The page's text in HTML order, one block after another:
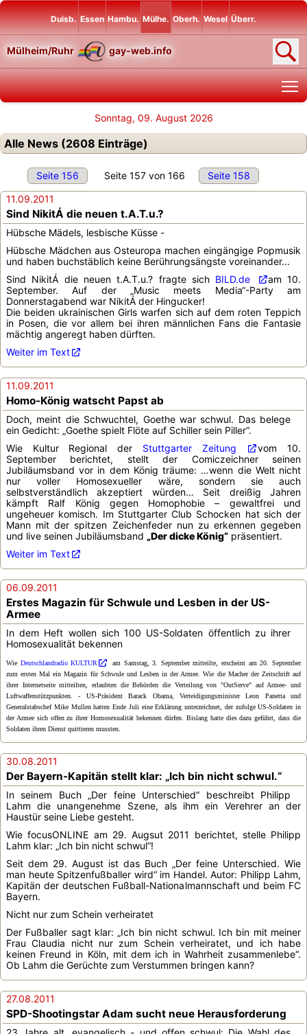
Duisb. Essen Hambu. Mülhe. Oberh. Wesel Überr.
Mülheim/Ruhr gay-web.info
Sonntag, 09. August 2026
Alle News (2608 Einträge)
Seite 156 Seite 157 von 166
Seite 158
11.09.2011
Sind NikitÁ die neuen t.A.T.u.?
Hübsche Mädels, lesbische Küsse -
Hübsche Mädchen aus Osteuropa machen eingängige Popmusik
und haben buchstäblich keine Berührungsängste voreinander...
Sind NikitÁ die neuen t.A.T.u.? fragte sich BILD.de
am 10.
September. Auf der „Music meets Media“-Party am
Donnerstagabend war NikitÁ der Hingucker!
Die beiden ukrainischen Girls warfen sich auf dem roten Teppich
in Posen, die vor allem bei ihren männlichen Fans die Fantasie
mächtig angeregt haben dürften.
Weiter im Text
11.09.2011
Homo-König watscht Papst ab
Doch, meint die Schwuchtel, Goethe war schwul. Das belege
ein Gedicht: „Goethe spielt Flöte auf Schiller sein Piller“.
Wie Kultur Regional der Stuttgarter Zeitung
vom 10.
September berichtet, stellt der Comiczeichner seinen
Jubiläumsband vor in dem König träume: …wenn die Welt nicht
nur voller Homosexueller wäre, sondern sie auch
selbstverständlich akzeptiert würden… Seit dreißig Jahren
kämpft Ralf König gegen Homophobie – gewaltfrei und
ungeheuer komisch. Im Stuttgarter Club Schocken hat sich der
Mann mit der spitzen Zeichenfeder nun zu erkennen gegeben
und live seinen Jubiläumsband „Der dicke König“ präsentiert.
Weiter im Text
06.09.2011
Erstes Magazin für Schwule und Lesben in der US-
Armee
In dem Heft wollen sich 100 US-Soldaten öffentlich zu ihrer
Homosexualität bekennen
Wie Deutschlandradio KULTUR
am Samstag, 3. September mitteilte, erscheint am 20. September
zum ersten Mal ein Magazin für Schwule und Lesben in der Armee. Wie die Macher der Zeitschrift auf
ihrer Internetseite mitteilten, erlaubten die Behörden die Verteilung von "OutServe" auf Armee- und
Luftwaffenstützpunkten. - US-Präsident Barack Obama, Verteidigungsminister Leon Panetta und
Generalstabschef Mike Mullen hatten Ende Juli eine Erklärung unterzeichnet, der zufolge US-Soldaten in
der Armee sich offen zu ihrer Homosexualität bekennen dürfen. Bislang hatte dies dazu geführt, dass die
Soldaten ihren Dienst quittieren mussten.
30.08.2011
Der Bayern-Kapitän stellt klar: „Ich bin nicht schwul.“
In seinem Buch „Der feine Unterschied“ beschreibt Philipp
Lahm die unangenehme Szene, als ihm ein Verehrer an der
Haustür seine Liebe gesteht.
Wie focusONLINE am 29. Augsut 2011 berichtet, stelle Philipp
Lahm klar: „Ich bin nicht schwul“!
Seit dem 29. August ist das Buch „Der feine Unterschied. Wie
man heute Spitzenfußballer wird“ im Handel. Autor: Philipp Lahm,
Kapitän der deutschen Fußball-Nationalmannschaft und beim FC
Bayern.
Nicht nur zum Schein verheiratet
Der Fußballer sagt klar: „Ich bin nicht schwul. Ich bin mit meiner
Frau Claudia nicht nur zum Schein verheiratet, und ich habe
keinen Freund in Köln, mit dem ich in Wahrheit zusammenlebe“.
Ob Lahm die Gerüchte zum Verstummen bringen kann?
27.08.2011
SPD-Shootingstar Adam sucht neue Herausforderung